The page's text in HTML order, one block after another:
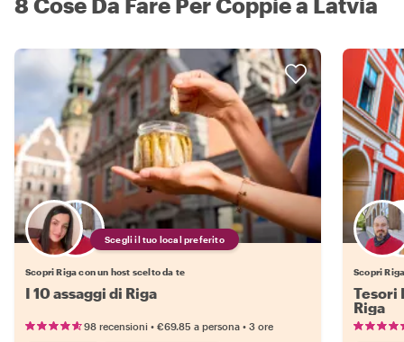
Scegli il tuo local preferito
Scopri Riga con un host scelto da te
I 10 assaggi di Riga
98 recensioni • €69.85 a persona • 3 ore
Scopri
Tesori
Riga